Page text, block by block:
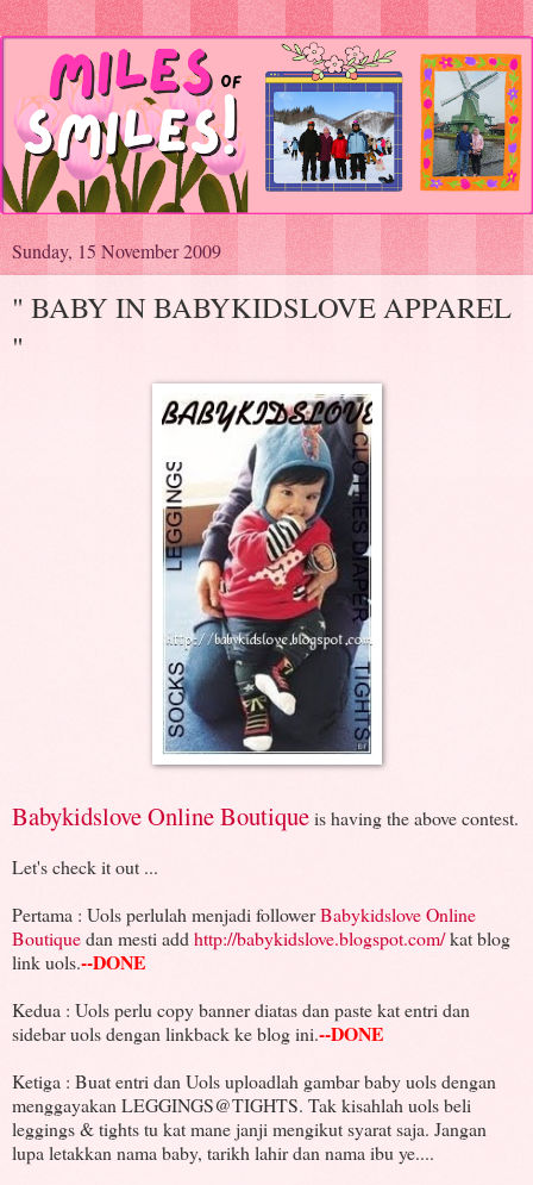
Sunday, 15 November 2009
" BABY IN BABYKIDSLOVE APPAREL
"
Babykidslove Online Boutiqueis having the above contest.
Let's check it out ...
Pertama : Uols perlulah menjadi followerBabykidslove Online
Boutiquedan mesti addhttp://babykidslove.blogspot.com/kat blog
link uols.--DONE
Kedua : Uols perlu copy banner diatas dan paste kat entri dan
sidebar uols dengan linkback ke blog ini.--DONE
Ketiga : Buat entri dan Uols uploadlah gambar baby uols dengan
menggayakan LEGGINGS@TIGHTS. Tak kisahlah uols beli
leggings & tights tu kat mane janji mengikut syarat saja. Jangan
lupa letakkan nama baby, tarikh lahir dan nama ibu ye....